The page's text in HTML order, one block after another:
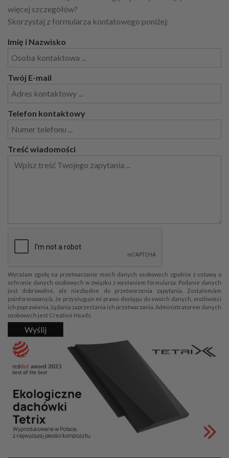
więcej szczegółów?
Skorzystaj z formularza kontatowego poniżej:
Imię i Nazwisko
Twój E-mail
Telefon kontaktowy
Treść wiadomości
Wyrażam zgodę na przetwarzanie moich danych osobowych zgodnie z ustawą o
ochronie danych osobowych w związku z wysłaniem formularza. Podanie danych
jest dobrowolne, ale niezbędne do przetworzenia zapytania. Zostałem/am
poinformowany/a, że przysługuje mi prawo dostępu do swoich danych, możliwości
ich poprawiania, żądania zaprzestania ich przetwarzania. Administratorem danych
osobowych jest Creative Heads.
Wyślij